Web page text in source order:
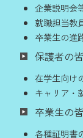
企業説明会
就職担当教
卒業生の進
保護者の
在学生向け
キャリア・
卒業生の
各種証明書